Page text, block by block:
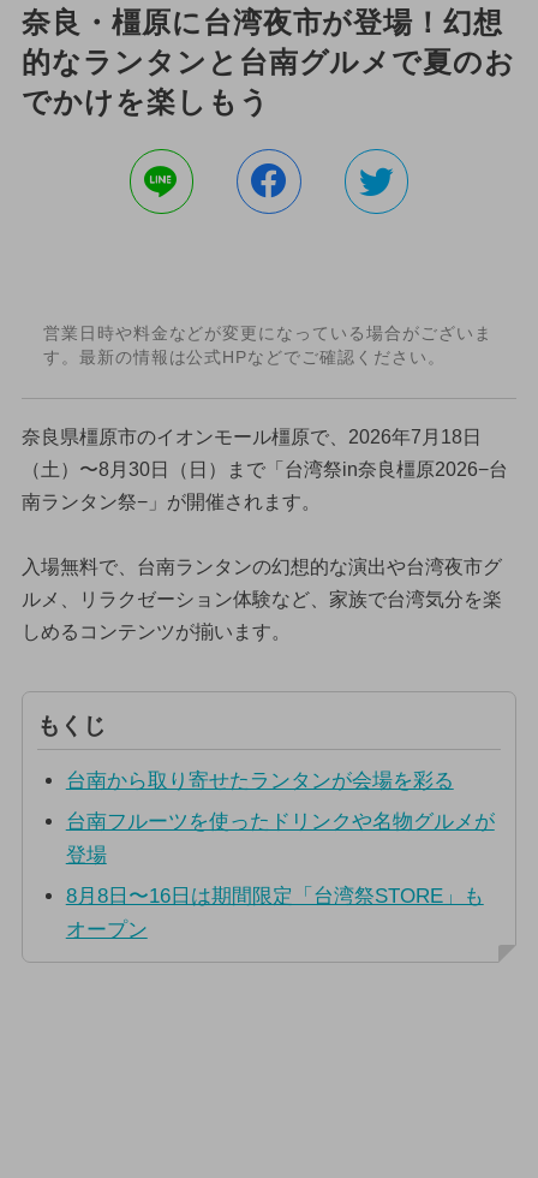
奈良・橿原に台湾夜市が登場！幻想
的なランタンと台南グルメで夏のお
でかけを楽しもう
営業日時や料金などが変更になっている場合がございま
す。最新の情報は公式HPなどでご確認ください。
奈良県橿原市のイオンモール橿原で、2026年7月18日
（土）〜8月30日（日）まで「台湾祭in奈良橿原2026−台
南ランタン祭−」が開催されます。
入場無料で、台南ランタンの幻想的な演出や台湾夜市グ
ルメ、リラクゼーション体験など、家族で台湾気分を楽
しめるコンテンツが揃います。
もくじ
台南から取り寄せたランタンが会場を彩る
台南フルーツを使ったドリンクや名物グルメが
登場
8月8日〜16日は期間限定「台湾祭STORE」も
オープン